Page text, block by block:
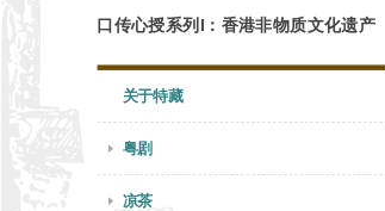
口传心授系列I：香港非物质文化遗产
关于特藏
粤剧
凉茶